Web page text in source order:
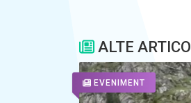
ALTE
EVENIMENT